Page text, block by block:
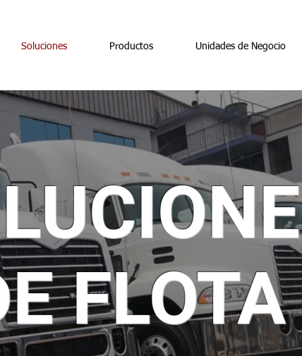
Soluciones Productos Unidades de Negocio
FLOTA